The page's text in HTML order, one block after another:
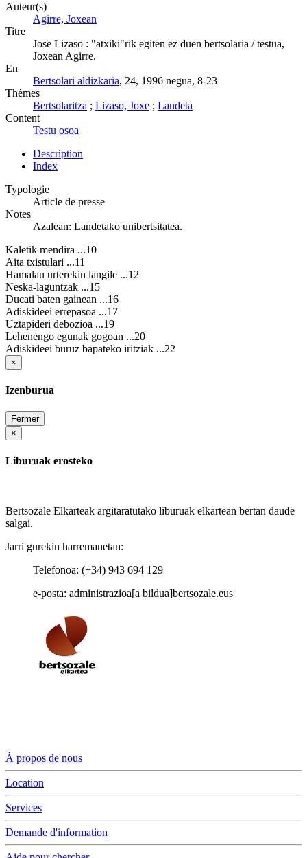
Auteur(s)
Agirre, Joxean
Titre
Jose Lizaso : "atxiki"rik egiten ez duen bertsolaria / testua,
Joxean Agirre.
En
Bertsolari aldizkaria, 24, 1996 negua, 8-23
Thèmes
Bertsolaritza ; Lizaso, Joxe ; Landeta
Content
Testu osoa
Description
Index
Typologie
Article de presse
Notes
Azalean: Landetako unibertsitatea.
Kaletik mendira ...10
Aita txistulari ...11
Hamalau urterekin langile ...12
Neska-laguntzak ...15
Ducati baten gainean ...16
Adiskideei errepasoa ...17
Uztapideri debozioa ...19
Lehenengo egunak gogoan ...20
Adiskideei buruz bapateko iritziak ...22
×
Izenburua
Fermer
×
Liburuak erosteko
Bertsozale Elkarteak argitaratutako liburuak elkartean bertan daude
salgai.
Jarri gurekin harremanetan:
Telefonoa: (+34) 943 694 129
e-posta: administrazioa[a bildua]bertsozale.eus
À propos de nous
Location
Services
Demande d'information